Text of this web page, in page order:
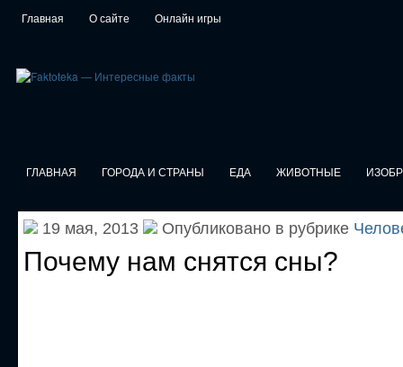
Главная О сайте Онлайн игры
ГЛАВНАЯ ГОРОДА И СТРАНЫ ЕДА ЖИВОТНЫЕ
19 мая, 2013 Опубликовано в рубрике
Почему нам снятся сны?